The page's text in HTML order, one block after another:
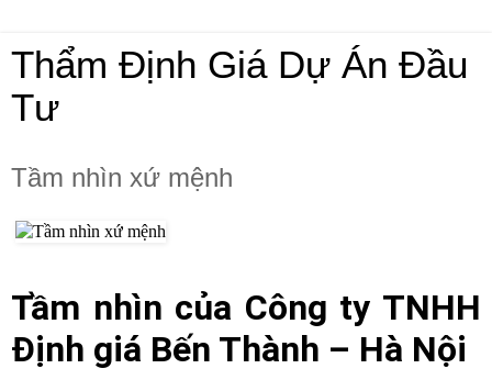
Thẩm Định Giá Dự Án Đầu
Tư
Tầm nhìn xứ mệnh
Tầm nhìn của Công ty TNHH
Định giá Bến Thành – Hà Nội